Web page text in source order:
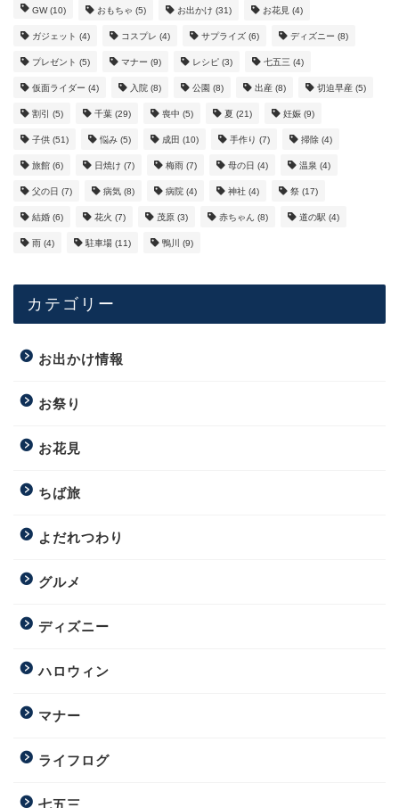
GW(10) おもちゃ (5) お出かけ (31) お花見 (4)
ガジェット (4) コスプレ (4) サプライズ (6) ディズニー (8)
プレゼント (5) マナー (9) レシピ (3) 七五三 (4)
仮面ライダー (4) 入院 (8) 公園 (8) 出産 (8) 切迫早産 (5)
割引 (5) 千葉 (29) 喪中 (5) 夏 (21) 妊娠 (9)
子供 (51) 悩み (5) 成田 (10) 手作り (7) 掃除 (4)
旅館 (6) 日焼け (7) 梅雨 (7) 母の日 (4) 温泉 (4)
父の日 (7) 病気 (8) 病院 (4) 神社 (4) 祭 (17)
結婚 (6) 花火 (7) 茂原 (3) 赤ちゃん (8) 道の駅 (4)
雨 (4) 駐車場 (11) 鴨川 (9)
カテゴリー
お出かけ情報
お祭り
お花見
ちば旅
よだれつわり
グルメ
ディズニー
ハロウィン
マナー
ライフログ
七五三